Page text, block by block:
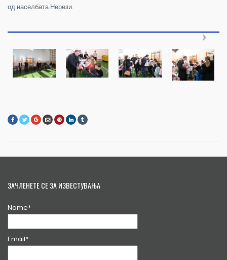
од населбата Нерези.
ЗАЧЛЕНЕТЕ СЕ ЗА ИЗВЕСТУВАЊА
Name*
Email*